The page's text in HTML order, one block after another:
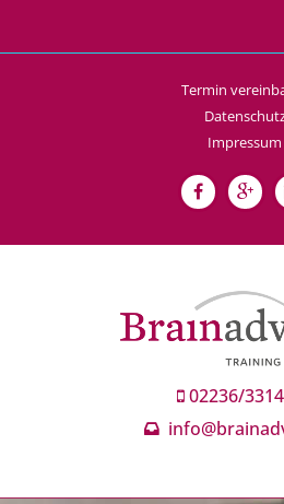
Termin
Impressum
02236/